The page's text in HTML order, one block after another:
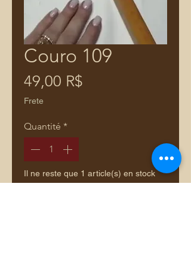
Couro 109
49,00 R$
Frete
Quantité *
Il ne reste que 1 article(s) en stock